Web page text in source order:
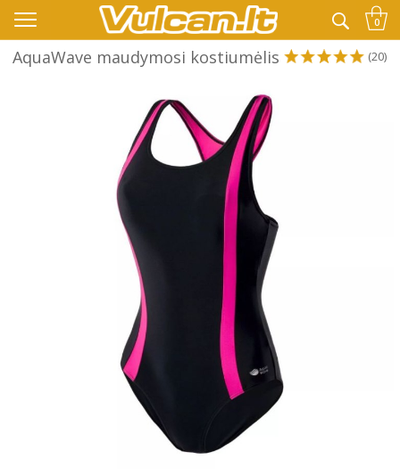
👉 -10% KODAS VISKAM PAPILDOMAI: VASARA 0
AquaWave maudymosi kostiumėlis (20)